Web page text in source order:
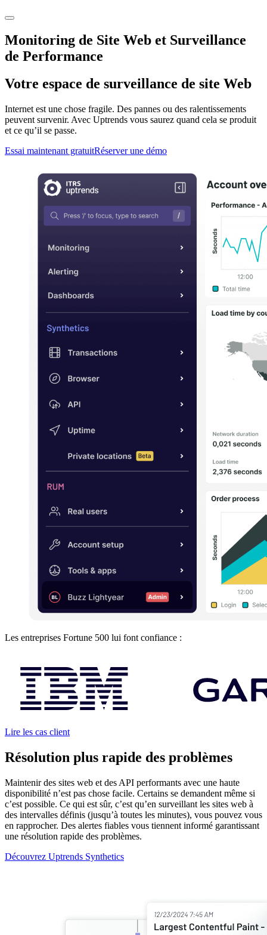
Monitoring de Site Web et Surveillance
de Performance
Votre espace de surveillance de site Web
Internet est une chose fragile. Des pannes ou des ralentissements
peuvent survenir. Avec Uptrends vous saurez quand cela se produit
et ce qu’il se passe.
Essai maintenant gratuitRéserver une démo
Les entreprises Fortune 500 lui font confiance :
Lire les cas client
Résolution plus rapide des problèmes
Maintenir des sites web et des API performants avec une haute
disponibilité n’est pas chose facile. Certains se demandent même si
c’est possible. Ce qui est sûr, c’est qu’en surveillant les sites web à
des intervalles définis (jusqu’à toutes les minutes), vous pouvez vous
en rapprocher. Des alertes fiables vous tiennent informé garantissant
une résolution rapide des problèmes.
Découvrez Uptrends Synthetics